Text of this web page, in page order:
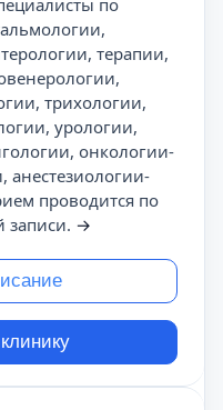
по
терапии,
трихологии,
урологии,
онкологии-
проводится по
записи. →